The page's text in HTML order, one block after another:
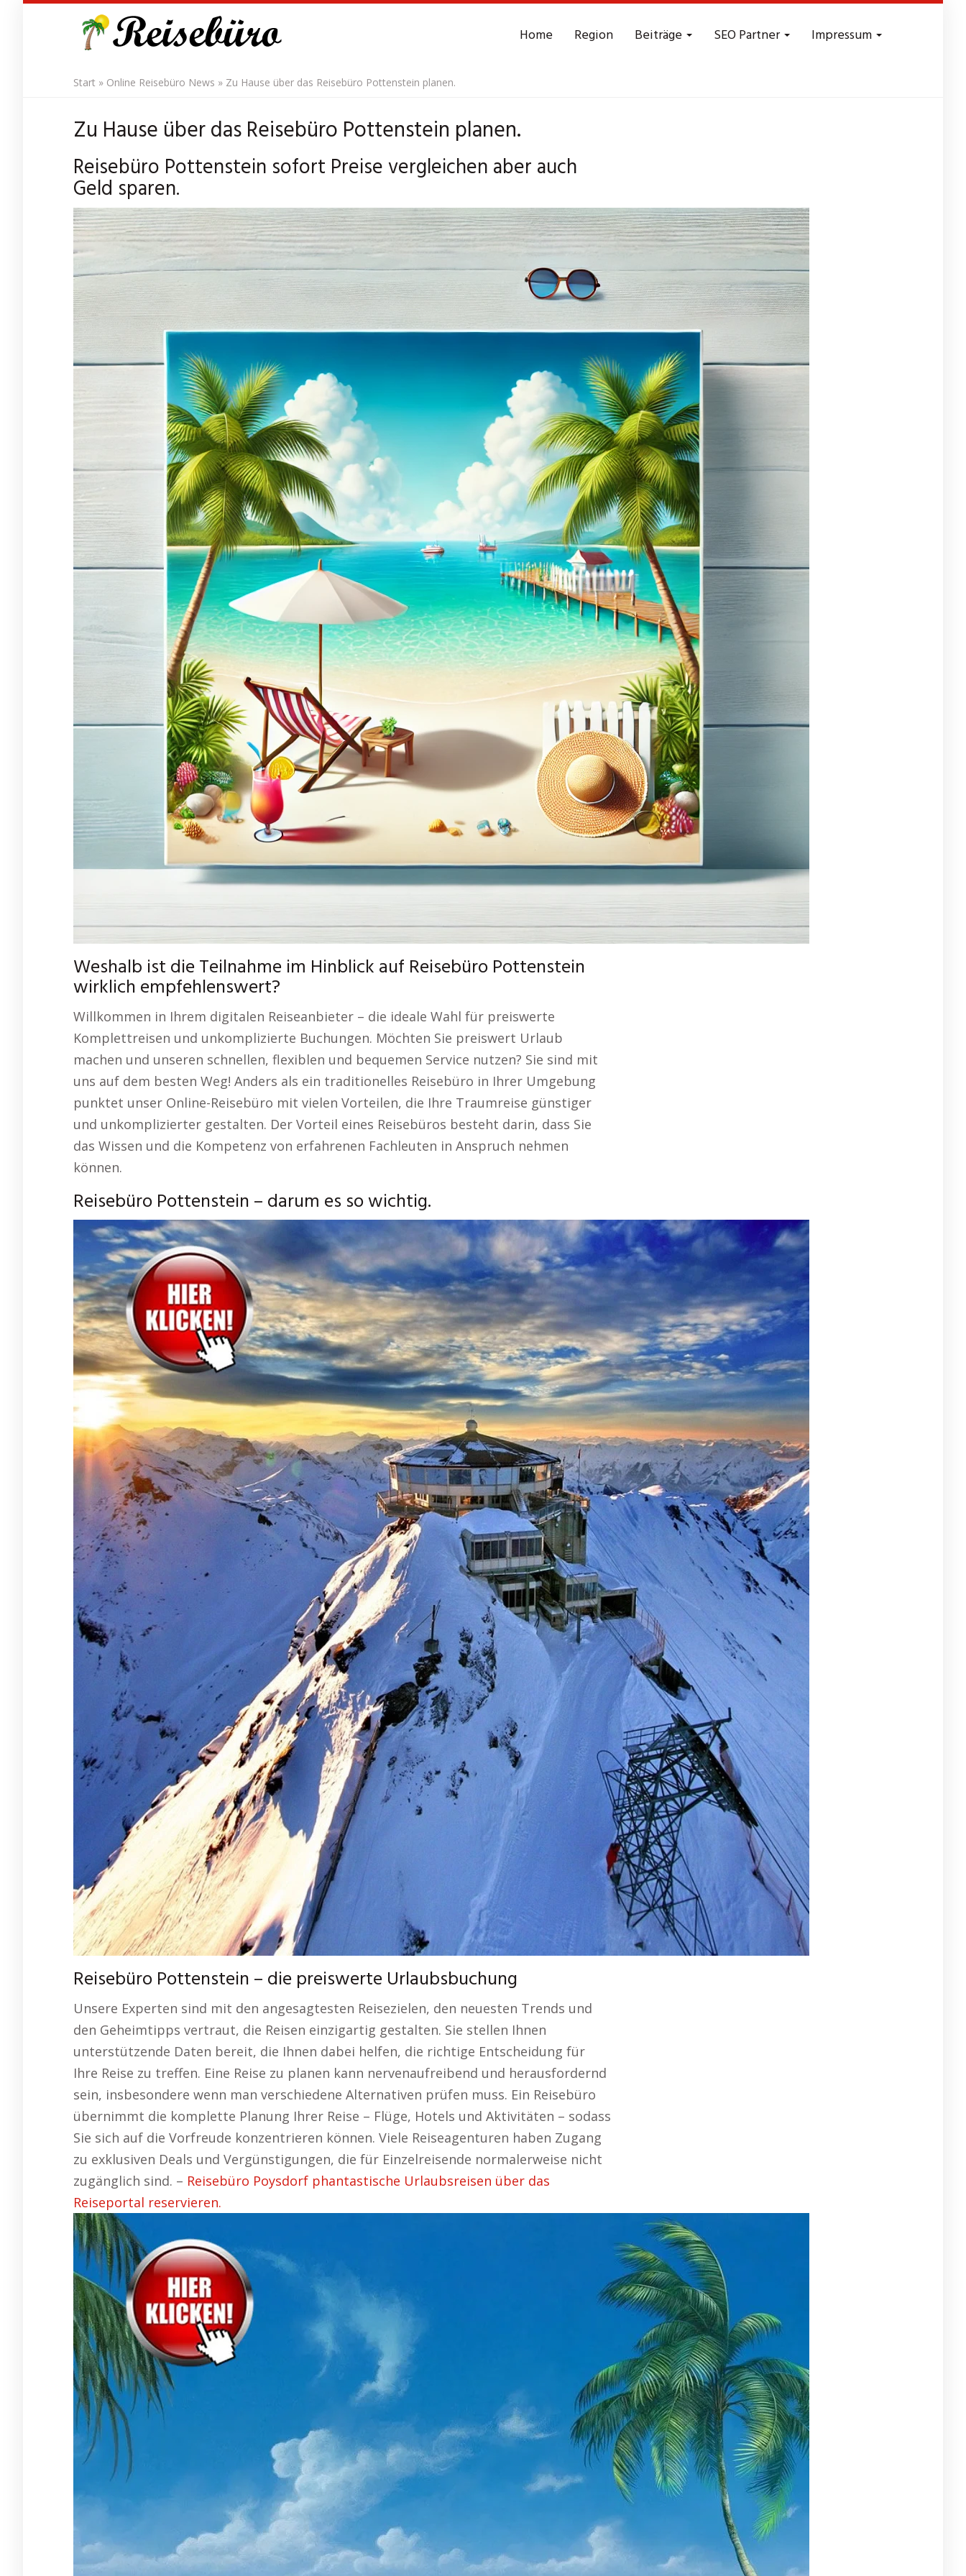
Home Region Beiträge SEO Partner Impressum
Start » Online Reisebüro News » Zu Hause über das Reisebüro Pottenstein planen.
Zu Hause über das Reisebüro Pottenstein planen.
Reisebüro Pottenstein sofort Preise vergleichen aber auch
Geld sparen.
Weshalb ist die Teilnahme im Hinblick auf Reisebüro Pottenstein
wirklich empfehlenswert?
Willkommen in Ihrem digitalen Reiseanbieter – die ideale Wahl für preiswerte
Komplettreisen und unkomplizierte Buchungen. Möchten Sie preiswert Urlaub
machen und unseren schnellen, flexiblen und bequemen Service nutzen? Sie sind mit
uns auf dem besten Weg! Anders als ein traditionelles Reisebüro in Ihrer Umgebung
punktet unser Online-Reisebüro mit vielen Vorteilen, die Ihre Traumreise günstiger
und unkomplizierter gestalten. Der Vorteil eines Reisebüros besteht darin, dass Sie
das Wissen und die Kompetenz von erfahrenen Fachleuten in Anspruch nehmen
können.
Reisebüro Pottenstein – darum es so wichtig.
Reisebüro Pottenstein – die preiswerte Urlaubsbuchung
Unsere Experten sind mit den angesagtesten Reisezielen, den neuesten Trends und
den Geheimtipps vertraut, die Reisen einzigartig gestalten. Sie stellen Ihnen
unterstützende Daten bereit, die Ihnen dabei helfen, die richtige Entscheidung für
Ihre Reise zu treffen. Eine Reise zu planen kann nervenaufreibend und herausfordernd
sein, insbesondere wenn man verschiedene Alternativen prüfen muss. Ein Reisebüro
übernimmt die komplette Planung Ihrer Reise – Flüge, Hotels und Aktivitäten – sodass
Sie sich auf die Vorfreude konzentrieren können. Viele Reiseagenturen haben Zugang
zu exklusiven Deals und Vergünstigungen, die für Einzelreisende normalerweise nicht
zugänglich sind. – Reisebüro Poysdorf phantastische Urlaubsreisen über das
Reiseportal reservieren.